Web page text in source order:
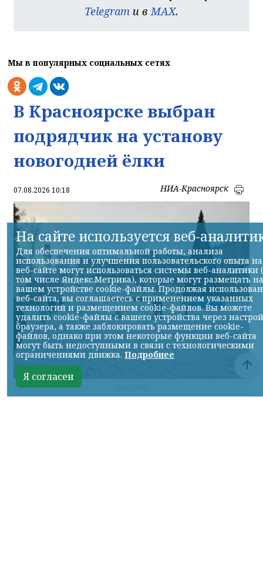
Telegram и вMAX.
Мы в популярных социальных сетях
В Красноярске выбран
подрядчик на установу
новогодней ёлки
07.08.2026 10:18 НИА-Красноярск
На сайте используется веб-
Для обеспечения оптимальной работы, анализа
использования и улучшения пользовательского опыта на
веб-сайте могут использоваться системы веб-аналитики
том числе Яндекс.Метрика), которые могут размещать на
вашем устройстве cookie-файлы. Продолжая
веб-сайта, вы соглашаетесь с применением указанных
технологий и размещением cookie-файлов. Вы можете
удалить cookie-файлы с вашего устройства через
браузера, а также заблокировать размещение cookie-
файлов, однако при этом некоторые функции веб-сайта
могут быть недоступными в связи с технологическими
ограничениями движка. Подробнее
Я согласен